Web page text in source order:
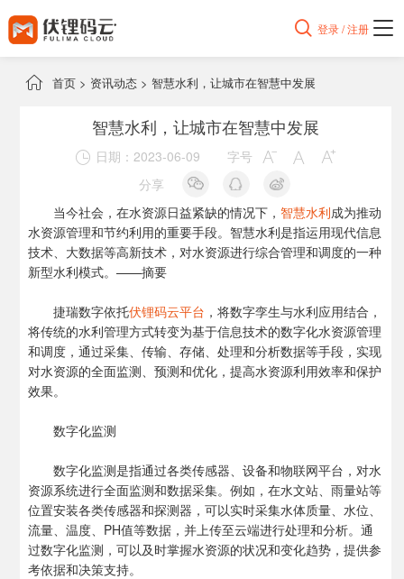
 登录 / 注册
 首页 > 资讯动态 > 智慧水利，让城市在智慧中发展
智慧水利，让城市在智慧中发展
 日期：2023-06-09 字号   
分享
当今社会，在水资源日益紧缺的情况下， 智慧水利成为推动
水资源管理和节约利用的重要手段。智慧水利是指运用现代信息
技术、大数据等高新技术，对水资源进行综合管理和调度的一种
新型水利模式。——摘要
捷瑞数字依托伏锂码云平台 ，将数字孪生与水利应用结合，
将传统的水利管理方式转变为基于信息技术的数字化水资源管理
和调度，通过采集、传输、存储、处理和分析数据等手段，实现
对水资源的全面监测、预测和优化，提高水资源利用效率和保护
效果。
数字化监测
数字化监测是指通过各类传感器、设备和物联网平台，对水
资源系统进行全面监测和数据采集。例如，在水文站、雨量站等
位置安装各类传感器和探测器，可以实时采集水体质量、水位、
流量、温度、PH值等数据，并上传至云端进行处理和分析。通
过数字化监测，可以及时掌握水资源的状况和变化趋势，提供参
考依据和决策支持。